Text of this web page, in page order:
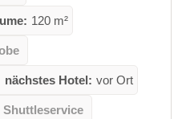
120 m²
nächstes Hotel: vor Ort
Shuttleservice